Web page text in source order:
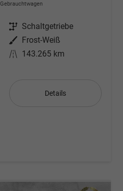
Gebrauchtwagen
Getriebe Schaltgetriebe
Außenfarbe
Frost-Weiß
Kilometerstand 143.265 km
Details